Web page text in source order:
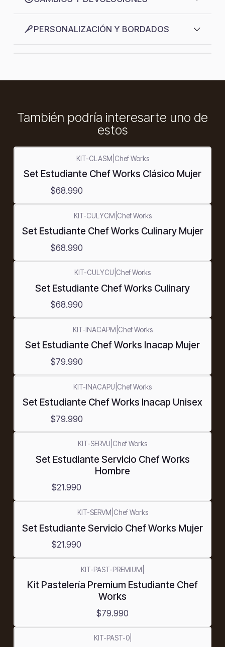
PERSONALIZACIÓN Y BORDADOS
También podría interesarte uno de
estos
KIT-CLASM Chef Works
Set Estudiante Chef Works Clásico Mujer
$68.990
KIT-CULYCM Chef Works
Set Estudiante Chef Works Culinary Mujer
$68.990
KIT-CULYCU Chef Works
Set Estudiante Chef Works Culinary
$68.990
KIT-INACAPM Chef Works
Set Estudiante Chef Works Inacap Mujer
$79.990
KIT-INACAPU Chef Works
Set Estudiante Chef Works Inacap Unisex
$79.990
KIT-SERVU Chef Works
Set Estudiante Servicio Chef Works
Hombre
$21.990
KIT-SERVM Chef Works
Set Estudiante Servicio Chef Works Mujer
$21.990
KIT-PAST-PREMIUM
Kit Pastelería Premium Estudiante Chef
Works
$79.990
KIT-PAST-0|